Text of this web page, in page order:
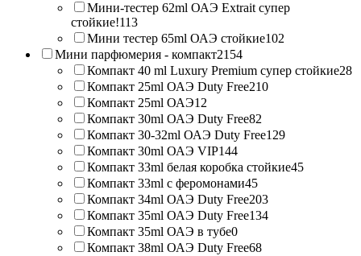
Мини-тестер 62ml ОАЭ Extrait супер
стойкие!113
Мини тестер 65ml ОАЭ стойкие102
Мини парфюмерия - компакт2154
Компакт 40 ml Luxury Premium супер стойкие28
Компакт 25ml ОАЭ Duty Free210
Компакт 25ml ОАЭ12
Компакт 30ml ОАЭ Duty Free82
Компакт 30-32ml ОАЭ Duty Free129
Компакт 30ml ОАЭ VIP144
Компакт 33ml белая коробка стойкие45
Компакт 33ml с феромонами45
Компакт 34ml ОАЭ Duty Free203
Компакт 35ml ОАЭ Duty Free134
Компакт 35ml ОАЭ в тубе0
Компакт 38ml ОАЭ Duty Free68